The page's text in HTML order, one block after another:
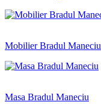
Mobilier Bradul Maneciu
Masa Bradul Maneciu